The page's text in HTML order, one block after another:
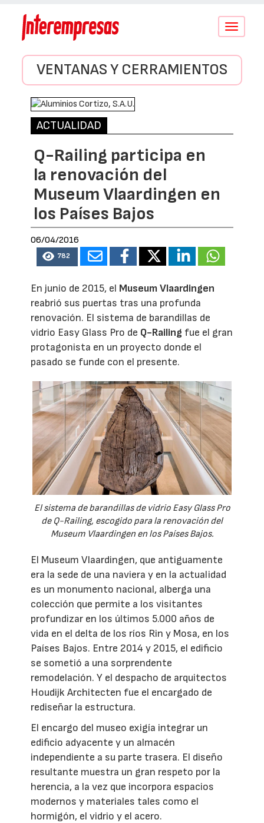
Conmutar
VENTANAS Y CERRAMIENTOS
ACTUALIDAD
Q-Railing participa en
la renovación del
Museum Vlaardingen en
los Países Bajos
06/04/2016
782
En junio de 2015, el Museum Vlaardingen
reabrió sus puertas tras una profunda
renovación. El sistema de barandillas de
vidrio Easy Glass Pro de Q-Railing fue el gran
protagonista en un proyecto donde el
pasado se funde con el presente.
El sistema de barandillas de vidrio Easy Glass Pro
de Q-Railing, escogido para la renovación del
Museum Vlaardingen en los Países Bajos.
El Museum Vlaardingen, que antiguamente
era la sede de una naviera y en la actualidad
es un monumento nacional, alberga una
colección que permite a los visitantes
profundizar en los últimos 5.000 años de
vida en el delta de los ríos Rin y Mosa, en los
Países Bajos. Entre 2014 y 2015, el edificio
se sometió a una sorprendente
remodelación. Y el despacho de arquitectos
Houdijk Architecten fue el encargado de
rediseñar la estructura.
El encargo del museo exigía integrar un
edificio adyacente y un almacén
independiente a su parte trasera. El diseño
resultante muestra un gran respeto por la
herencia, a la vez que incorpora espacios
modernos y materiales tales como el
hormigón, el vidrio y el acero.